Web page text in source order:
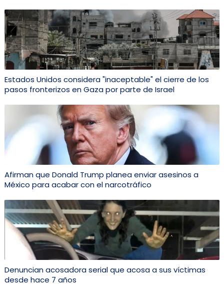
Estados Unidos considera "inaceptable" el cierre de los
pasos fronterizos en Gaza por parte de Israel
Afirman que Donald Trump planea enviar asesinos a
México para acabar con el narcotráfico
Denuncian acosadora serial que acosa a sus víctimas
desde hace 7 años